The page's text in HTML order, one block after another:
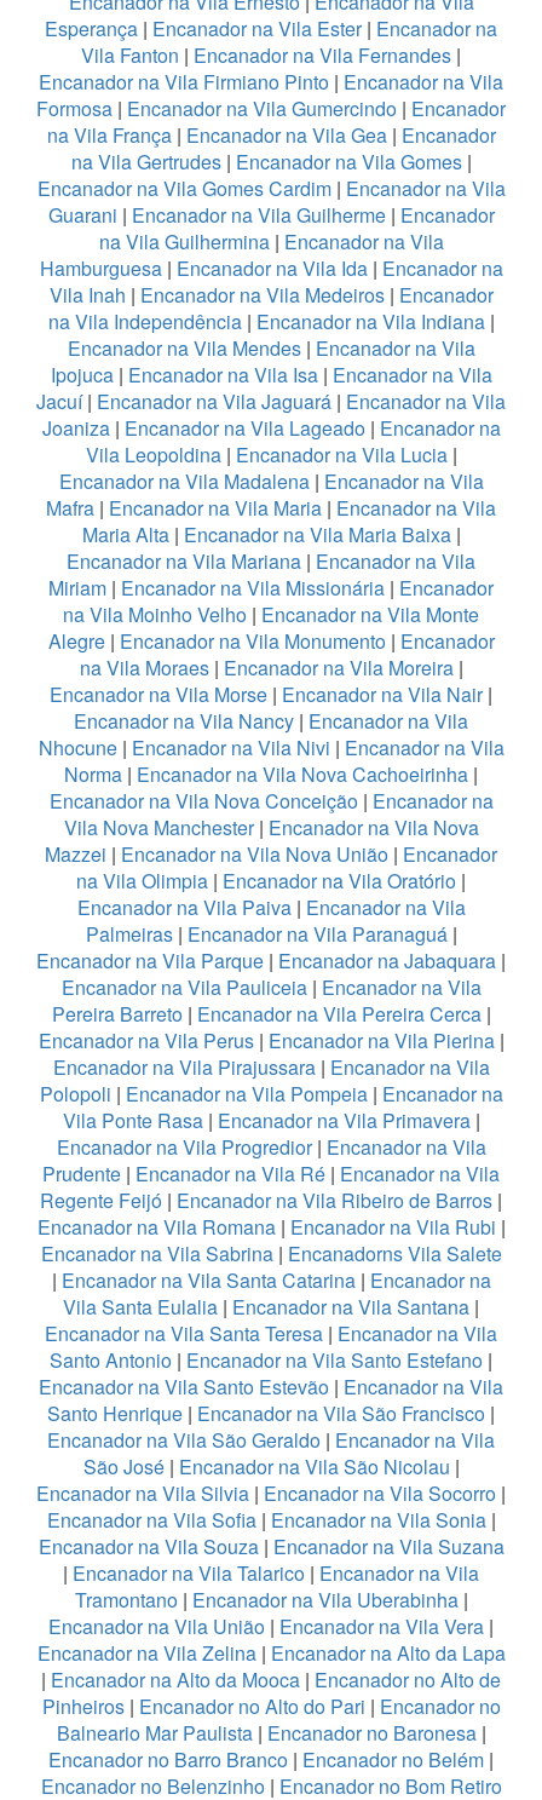
Esperança | Encanador na Vila Ester| Encanador na
Vila Fanton | Encanador na Vila Fernandes |
Encanador na Vila Firmiano Pinto | Encanador na Vila
Formosa | Encanador na Vila Gumercindo | Encanador
na Vila França| Encanador na Vila Gea| Encanador
na Vila Gertrudes| Encanador na Vila Gomes|
Encanador na Vila Gomes Cardim| Encanador na Vila
Guarani | Encanador na Vila Guilherme| Encanador
na Vila Guilhermina| Encanador na Vila
Hamburguesa| Encanador na Vila Ida| Encanador na
Vila Inah | Encanador na Vila Medeiros| Encanador
na Vila Independência| Encanador na Vila Indiana|
Encanador na Vila Mendes| Encanador na Vila
Ipojuca| Encanador na Vila Isa| Encanador na Vila
Jacuí| Encanador na Vila Jaguará | Encanador na Vila
Joaniza| Encanador na Vila Lageado| Encanador na
Vila Leopoldina| Encanador na Vila Lucia|
Encanador na Vila Madalena| Encanador na Vila
Mafra | Encanador na Vila Maria | Encanador na Vila
Maria Alta| Encanador na Vila Maria Baixa|
Encanador na Vila Mariana | Encanador na Vila
Miriam | Encanador na Vila Missionária | Encanador
na Vila Moinho Velho | Encanador na Vila Monte
Alegre| Encanador na Vila Monumento| Encanador
na Vila Moraes| Encanador na Vila Moreira|
Encanador na Vila Morse | Encanador na Vila Nair|
Encanador na Vila Nancy | Encanador na Vila
Nhocune| Encanador na Vila Nivi | Encanador na Vila
Norma | Encanador na Vila Nova Cachoeirinha |
Encanador na Vila Nova Conceição| Encanador na
Vila Nova Manchester| Encanador na Vila Nova
Mazzei | Encanador na Vila Nova União | Encanador
na Vila Olimpia | Encanador na Vila Oratório |
Encanador na Vila Paiva| Encanador na Vila
Palmeiras| Encanador na Vila Paranaguá|
Encanador na Vila Parque | Encanador na Jabaquara |
Encanador na Vila Pauliceia| Encanador na Vila
Pereira Barreto| Encanador na Vila Pereira Cerca|
Encanador na Vila Perus| Encanador na Vila Pierina|
Encanador na Vila Pirajussara| Encanador na Vila
Polopoli | Encanador na Vila Pompeia| Encanador na
Vila Ponte Rasa| Encanador na Vila Primavera|
Encanador na Vila Progredior| Encanador na Vila
Prudente | Encanador na Vila Ré | Encanador na Vila
Regente Feijó | Encanador na Vila Ribeiro de Barros |
Encanador na Vila Romana| Encanador na Vila Rubi |
Encanador na Vila Sabrina| Encanadorns Vila Salete
| Encanador na Vila Santa Catarina| Encanador na
Vila Santa Eulalia | Encanador na Vila Santana |
Encanador na Vila Santa Teresa | Encanador na Vila
Santo Antonio | Encanador na Vila Santo Estefano |
Encanador na Vila Santo Estevão | Encanador na Vila
Santo Henrique | Encanador na Vila São Francisco |
Encanador na Vila São Geraldo | Encanador na Vila
São José| Encanador na Vila São Nicolau |
Encanador na Vila Silvia | Encanador na Vila Socorro |
Encanador na Vila Sofia| Encanador na Vila Sonia|
Encanador na Vila Souza| Encanador na Vila Suzana
| Encanador na Vila Talarico | Encanador na Vila
Tramontano| Encanador na Vila Uberabinha|
Encanador na Vila União | Encanador na Vila Vera |
Encanador na Vila Zelina| Encanador na Alto da Lapa
| Encanador na Alto da Mooca | Encanador no Alto de
Pinheiros| Encanador no Alto do Pari | Encanador no
Balneario Mar Paulista| Encanador no Baronesa|
Encanador no Barro Branco | Encanador no Belém |
Encanador no Belenzinho| Encanador no Bom Retiro